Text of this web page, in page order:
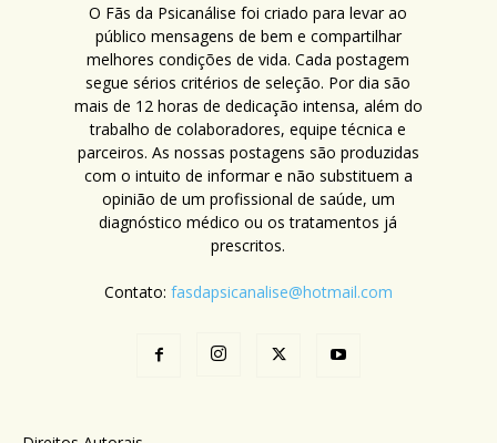
O Fãs da Psicanálise foi criado para levar ao
público mensagens de bem e compartilhar
melhores condições de vida. Cada postagem
segue sérios critérios de seleção. Por dia são
mais de 12 horas de dedicação intensa, além do
trabalho de colaboradores, equipe técnica e
parceiros. As nossas postagens são produzidas
com o intuito de informar e não substituem a
opinião de um profissional de saúde, um
diagnóstico médico ou os tratamentos já
prescritos.
Contato: fasdapsicanalise@hotmail.com